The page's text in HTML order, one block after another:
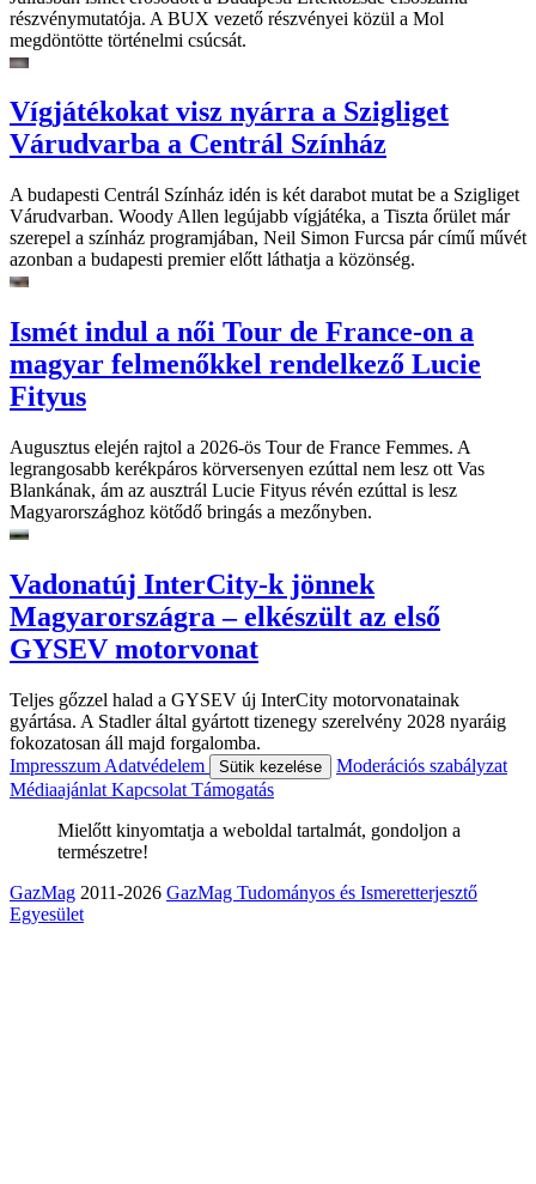
részvénymutatója. A BUX vezető részvényei közül a Mol
megdöntötte történelmi csúcsát.
Vígjátékokat visz nyárra a Szigliget
Várudvarba a Centrál Színház
A budapesti Centrál Színház idén is két darabot mutat be a Szigliget
Várudvarban. Woody Allen legújabb vígjátéka, a Tiszta őrület már
szerepel a színház programjában, Neil Simon Furcsa pár című művét
azonban a budapesti premier előtt láthatja a közönség.
Ismét indul a női Tour de France-on a
magyar felmenőkkel rendelkező Lucie
Fityus
Augusztus elején rajtol a 2026-ös Tour de France Femmes. A
legrangosabb kerékpáros körversenyen ezúttal nem lesz ott Vas
Blankának, ám az ausztrál Lucie Fityus révén ezúttal is lesz
Magyarországhoz kötődő bringás a mezőnyben.
Vadonatúj InterCity-k jönnek
Magyarországra – elkészült az első
GYSEV motorvonat
Teljes gőzzel halad a GYSEV új InterCity motorvonatainak
gyártása. A Stadler által gyártott tizenegy szerelvény 2028 nyaráig
fokozatosan áll majd forgalomba.
Impresszum Adatvédelem Sütik kezelése
Moderációs szabályzat
Médiaajánlat Kapcsolat Támogatás
Mielőtt kinyomtatja a weboldal tartalmát, gondoljon a
természetre!
GazMag 2011-2026 GazMag Tudományos és Ismeretterjesztő
Egyesület